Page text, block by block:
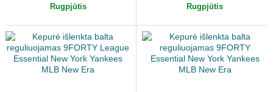
Rugpjūtis
Rugpjūtis